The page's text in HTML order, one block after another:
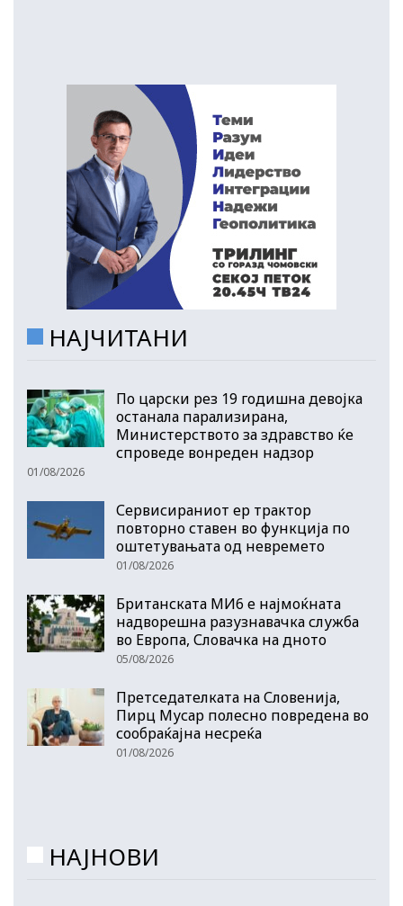
НАЈЧИТАНИ
По царски рез 19 годишна девојка
останала парализирана,
Министерството за здравство ќе
спроведе вонреден надзор
01/08/2026
Сервисираниот ер трактор
повторно ставен во функција по
оштетувањата од невремето
01/08/2026
Британската МИ6 е најмоќната
надворешна разузнавачка служба
во Европа, Словачка на дното
05/08/2026
Претседателката на Словенија,
Пирц Мусар полесно повредена во
сообраќајна несреќа
01/08/2026
НАЈНОВИ